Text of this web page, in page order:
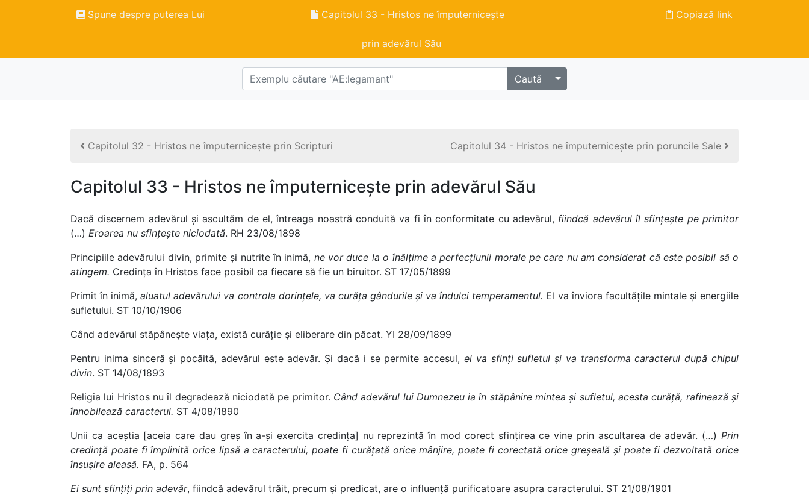
Spune despre puterea Lui Capitolul 33 - Hristos ne împuternicește
prin adevărul Său
Copiază link
Caută Alege cartea
Capitolul 32 - Hristos ne împuternicește prin Scripturi Capitolul 34 - Hristos ne împuternicește prin poruncile Sale
Capitolul 33 - Hristos ne împuternicește prin adevărul Său
Dacă discernem adevărul și ascultăm de el, întreaga noastră conduită va fi în conformitate cu adevărul, fiindcă adevărul îl sfințește pe primitor
(…) Eroarea nu sfințește niciodată. RH 23/08/1898
Principiile adevărului divin, primite și nutrite în inimă, ne vor duce la o înălțime a perfecțiunii morale pe care nu am considerat că este posibil să o
atingem. Credința în Hristos face posibil ca fiecare să fie un biruitor. ST 17/05/1899
Primit în inimă,aluatul adevărului va controla dorințele, va curăța gândurile și va îndulci temperamentul. El va înviora facultățile mintale și energiile
sufletului. ST 10/10/1906
Când adevărul stăpânește viața, există curăție și eliberare din păcat. YI 28/09/1899
Pentru inima sinceră și pocăită, adevărul este adevăr. Și dacă i se permite accesul, el va sfinți sufletul și va transforma caracterul după chipul
divin. ST 14/08/1893
Religia lui Hristos nu îl degradează niciodată pe primitor. Când adevărul lui Dumnezeu ia în stăpânire mintea și sufletul, acesta curăță, rafinează și
înnobilează caracterul. ST 4/08/1890
Unii ca aceștia [aceia care dau greș în a-și exercita credința] nu reprezintă în mod corect sfințirea ce vine prin ascultarea de adevăr. (…) Prin
credință poate fi împlinită orice lipsă a caracterului, poate fi curățată orice mânjire, poate fi corectată orice greșeală și poate fi dezvoltată orice
însușire aleasă. FA, p. 564
Ei sunt sfințiți prin adevăr, fiindcă adevărul trăit, precum și predicat, are o influență purificatoare asupra caracterului. ST 21/08/1901